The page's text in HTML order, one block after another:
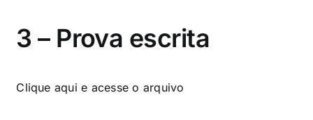
3 – Prova escrita
Clique aqui e acesse o arquivo